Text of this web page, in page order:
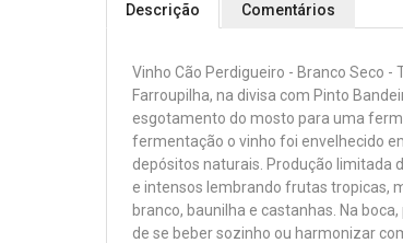
Descrição Comentários
Vinho Cão Perdigueiro - Branco Seco
Farroupilha, na divisa com Pinto
esgotamento do mosto para uma
fermentação o vinho foi envelhecido
depósitos naturais. Produção limitada
e intensos lembrando frutas tropicas,
branco, baunilha e castanhas. Na
de se beber sozinho ou harmonizar